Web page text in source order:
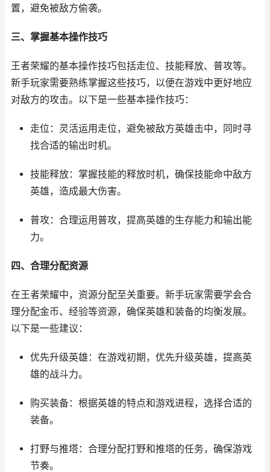
置，避免被敌方偷袭。
三、掌握基本操作技巧
王者荣耀的基本操作技巧包括走位、技能释放、普攻等。
新手玩家需要熟练掌握这些技巧，以便在游戏中更好地应
对敌方的攻击。以下是一些基本操作技巧：
走位：灵活运用走位，避免被敌方英雄击中，同时寻
找合适的输出时机。
技能释放：掌握技能的释放时机，确保技能命中敌方
英雄，造成最大伤害。
普攻：合理运用普攻，提高英雄的生存能力和输出能
力。
四、合理分配资源
在王者荣耀中，资源分配至关重要。新手玩家需要学会合
理分配金币、经验等资源，确保英雄和装备的均衡发展。
以下是一些建议：
优先升级英雄：在游戏初期，优先升级英雄，提高英
雄的战斗力。
购买装备：根据英雄的特点和游戏进程，选择合适的
装备。
打野与推塔：合理分配打野和推塔的任务，确保游戏
节奏。